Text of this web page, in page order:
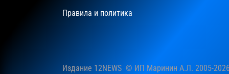
Правила и политика
Издание 12NEWS © ИП Маринин А.Л. 2005-